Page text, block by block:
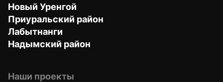
Новый Уренгой
Приуральский район
Лабытнанги
Надымский район
Наши проекты